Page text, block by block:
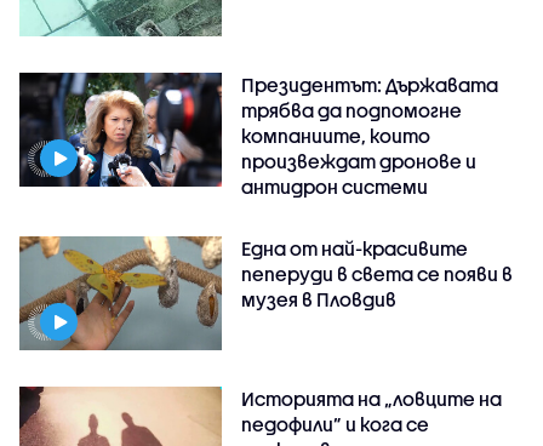
Президентът: Държавата
трябва да подпомогне
компаниите, които
произвеждат дронове и
антидрон системи
Една от най-красивите
пеперуди в света се появи в
музея в Пловдив
Историята на „ловците на
педофили” и кога се